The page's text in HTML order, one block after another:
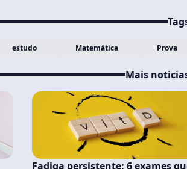
estudo Matemática Prova
Mais
Fadiga persistente: 6 exames